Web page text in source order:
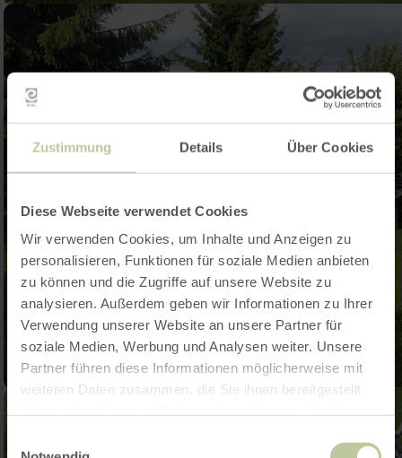
Zustimmung Details Über Cookies
Diese Webseite verwendet Cookies
Wir verwenden Cookies, um Inhalte und Anzeigen zu
personalisieren, Funktionen für soziale Medien anbieten
zu können und die Zugriffe auf unsere Website zu
analysieren. Außerdem geben wir Informationen zu Ihrer
Verwendung unserer Website an unsere Partner für
soziale Medien, Werbung und Analysen weiter. Unsere
Partner führen diese Informationen möglicherweise mit
weiteren Daten zusammen, die Sie ihnen bereitgestellt